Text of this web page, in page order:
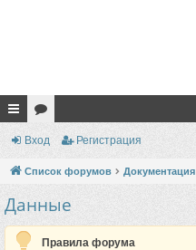
с
ы
ор
Вход Регистрация
Список форумов Документация
Данные
Правила форума